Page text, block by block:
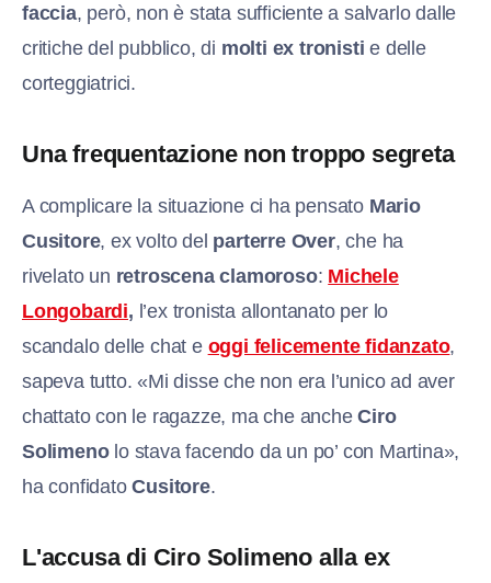
faccia, però, non è stata sufficiente a salvarlo dalle
critiche del pubblico, di molti ex tronistie delle
corteggiatrici.
Una frequentazione non troppo segreta
A complicare la situazione ci ha pensato Mario
Cusitore, ex volto del parterre Over, che ha
rivelato un retroscena clamoroso: Michele
Longobardi, l’ex tronista allontanato per lo
scandalo delle chat e oggi felicemente fidanzato,
sapeva tutto. «Mi disse che non era l’unico ad aver
chattato con le ragazze, ma che ancheCiro
Solimenolo stava facendo da un po’ con Martina»,
ha confidatoCusitore.
L'accusa di Ciro Solimeno alla ex